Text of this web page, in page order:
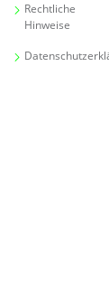
Rechtliche
Hinweise